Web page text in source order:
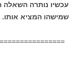
עכשיו נותרה השאלה
שמישהו המציא אותו.